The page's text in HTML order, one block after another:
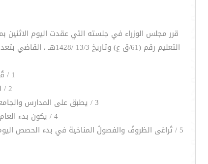
قرر مجلس الوزراء في جلسته التي عقدت اليوم الاثنين
التعليم رقم (61/ق ع) وتاريخ 13/3 /1428هـ ، القاضي بتعديل القواعد المنظمة للتقويم الدراسي ، وإقرار التقويم الدراسي للأعوام العشرة القادمة من عام (1428/1429هـ) حتى عام ( 143/1438هـ)
1 / قُسَّمت السنة الدراسية إلى فصلين دراسيّين ، ويجوز فتح برنامج للدراسة في الصيف.
2 / لا تقل مدة الدراسة لكل فصل دراسي عن ( 15 ) أسبوعاً يضاف لها مدة الاختبارات.
3 / يطبق على المدارس والجامعات وما في حكمها ، في مواعيد إجازات العيدين ، ما يطبق على موظفي الوزارات والمصالح الحكومية الأخرى.
4 / يكون بدء العام الدراسي في برج السنبلة ويمكن أن يتأخّر إلى برج الميزان مراعاة لإجازتي عيدي الفطر والأضحى.
5 / تُراعَى الظروفُ والفصولُ المناخية في بدء الحصص